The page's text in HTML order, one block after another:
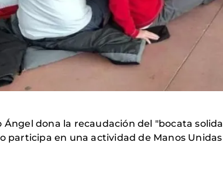
Ángel dona la recaudación del "bocata
participa en una actividad de Manos